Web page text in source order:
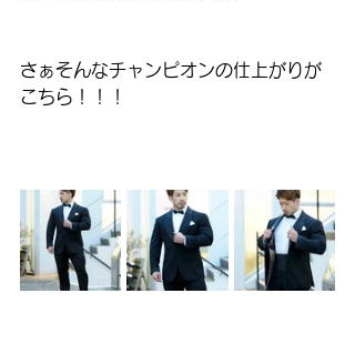
さぁそんなチャンピオンの仕上がりが
こちら！！！